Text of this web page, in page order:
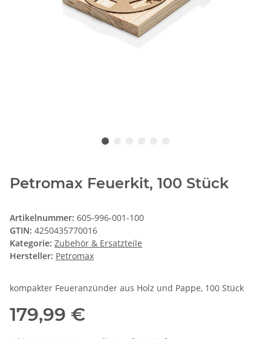
Petromax Feuerkit, 100 Stück
Artikelnummer: 605-996-001-100
GTIN: 4250435770016
Kategorie: Zubehör & Ersatzteile
Hersteller: Petromax
kompakter Feueranzünder aus Holz und Pappe, 100 Stück
179,99 €